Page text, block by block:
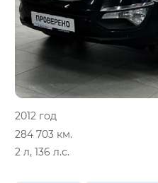
2012 год
284 703 км.
2 л, 136 л.с.